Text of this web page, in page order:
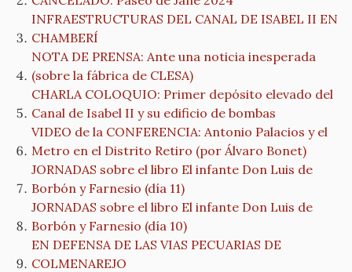
INFRAESTRUCTURAS DEL CANAL DE ISABEL II EN
CHAMBERÍ
NOTA DE PRENSA: Ante una noticia inesperada
(sobre la fábrica de CLESA)
CHARLA COLOQUIO: Primer depósito elevado del
Canal de Isabel II y su edificio de bombas
VIDEO de la CONFERENCIA: Antonio Palacios y el
Metro en el Distrito Retiro (por Álvaro Bonet)
JORNADAS sobre el libro El infante Don Luis de
Borbón y Farnesio (día 11)
JORNADAS sobre el libro El infante Don Luis de
Borbón y Farnesio (día 10)
EN DEFENSA DE LAS VIAS PECUARIAS DE
COLMENAREJO